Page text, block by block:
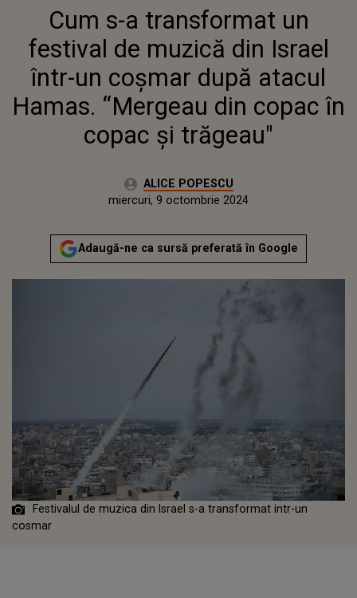
DE MUZICĂ DIN ISRAEL ÎNTR-UN
COŞMAR DUPĂ ATACUL HAMAS.
“MERGEAU DIN COPAC ÎN COPAC ŞI
TRĂGEAU"
Cum s-a transformat un
festival de muzică din Israel
într-un coşmar după atacul
Hamas. “Mergeau din copac în
copac şi trăgeau"
Autor:ALICE POPESCU
luni, 9 octombrie 2023Actualizat:
miercuri, 9 octombrie 2024
Adaugă-ne ca sursă preferată în Google
Festivalul de muzica din Israel s-a transformat intr-un
cosmar